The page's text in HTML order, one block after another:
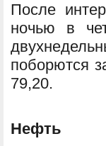
После
ночью в
поборются
79,20.
Нефть